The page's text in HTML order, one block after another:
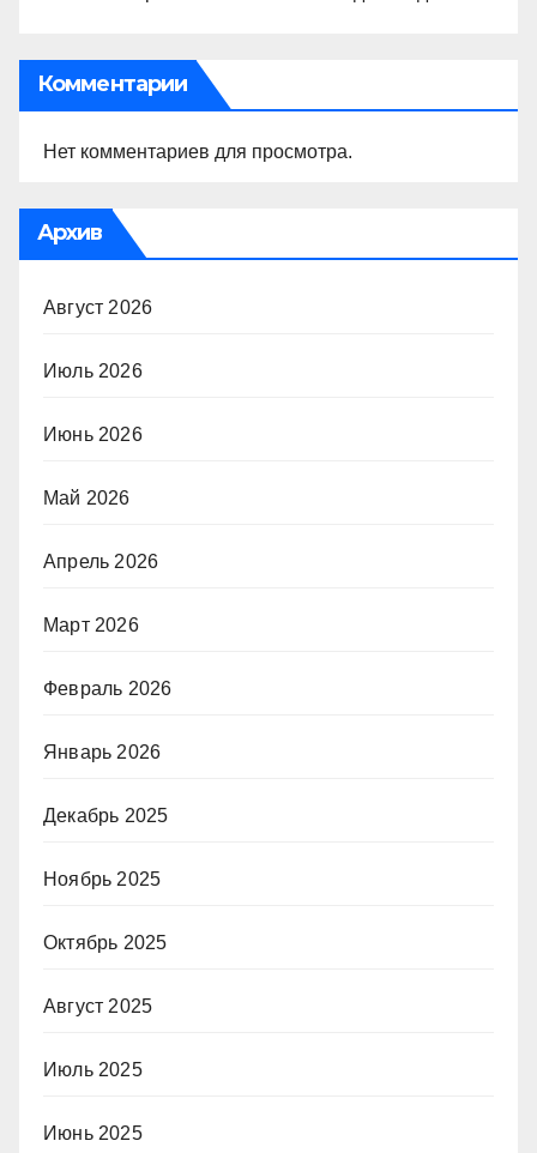
Комментарии
Нет комментариев для просмотра.
Архив
Август 2026
Июль 2026
Июнь 2026
Май 2026
Апрель 2026
Март 2026
Февраль 2026
Январь 2026
Декабрь 2025
Ноябрь 2025
Октябрь 2025
Август 2025
Июль 2025
Июнь 2025